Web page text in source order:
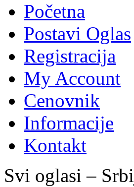
Početna
Postavi Oglas
Registracija
My Account
Cenovnik
Informacije
Kontakt
Svi oglasi –